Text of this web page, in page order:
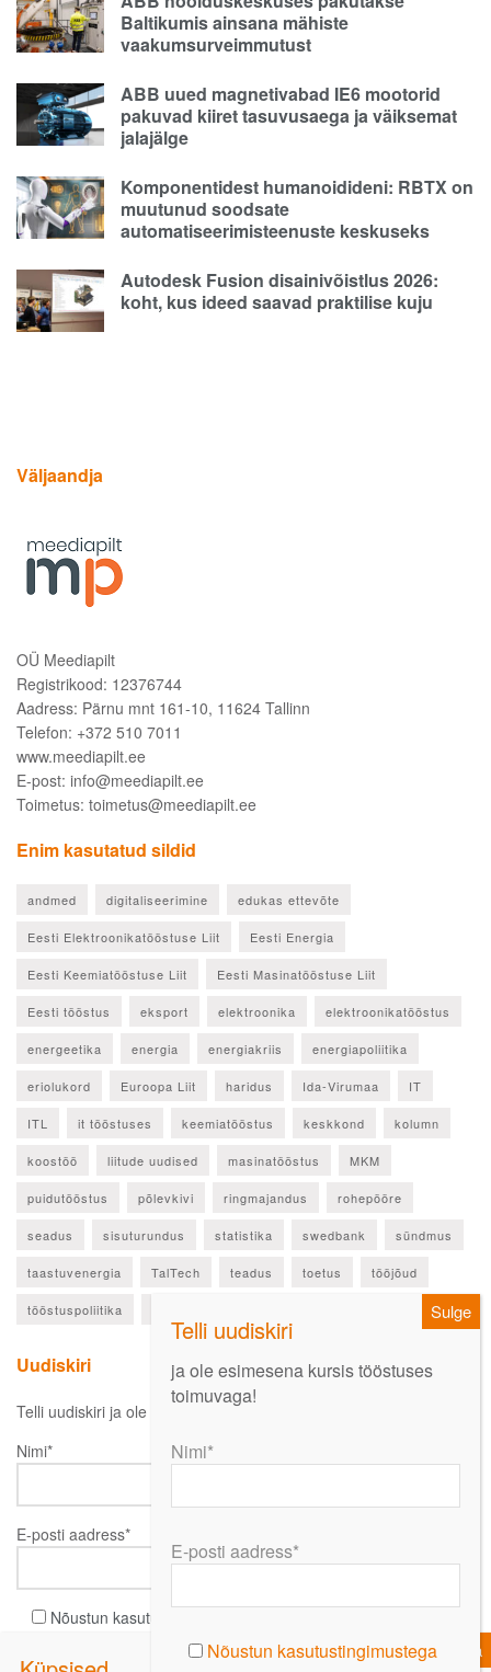
Baltikumis ainsana mähiste
vaakumsurveimmutust
ABB uued magnetivabad IE6 mootorid
pakuvad kiiret tasuvusaega ja väiksemat
jalajälge
Komponentidest humanoidideni: RBTX on
muutunud soodsate
automatiseerimisteenuste keskuseks
Autodesk Fusion disainivõistlus 2026:
koht, kus ideed saavad praktilise kuju
Väljaandja
OÜ Meediapilt
Registrikood: 12376744
Aadress: Pärnu mnt 161-10, 11624 Tallinn
Telefon: +372 510 7011
www.meediapilt.ee
E-post: info@meediapilt.ee
Toimetus: toimetus@meediapilt.ee
Enim kasutatud sildid
andmed digitaliseerimine edukas ettevõte
Eesti Elektroonikatööstuse Liit Eesti Energia
Eesti Keemiatööstuse Liit Eesti Masinatööstuse Liit
Eesti tööstus eksport elektroonika elektroonikatööstus
energeetika energia energiakriis energiapoliitika
eriolukord Euroopa Liit haridus Ida-Virumaa IT
ITL it tööstuses keemiatööstus keskkond kolumn
koostöö liitude uudised masinatööstus MKM
puidutööstus põlevkivi ringmajandus rohepööre
seadus sisuturundus statistika swedbank sündmus
taastuvenergia TalTech teadus toetus tööjõud
tööstuspoliitika
Uudiskiri
Telli uudiskiri ja ole esimesena kursis oluliste uudistega!
Nimi*
E-posti aadress*
Nõustun kasutustingimustega
ja ole esimesena kursis tööstuses
toimuvaga!
Nimi*
E-posti aadress*
Nõustun kasutustingimustega